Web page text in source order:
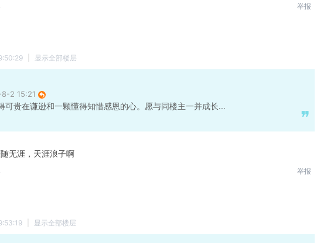
举报
显示全部楼层
2 15:21
可贵在谦逊和一颗懂得知惜感恩的心。愿与同楼主一并成长...
无涯，天涯浪子啊
举报
显示全部楼层